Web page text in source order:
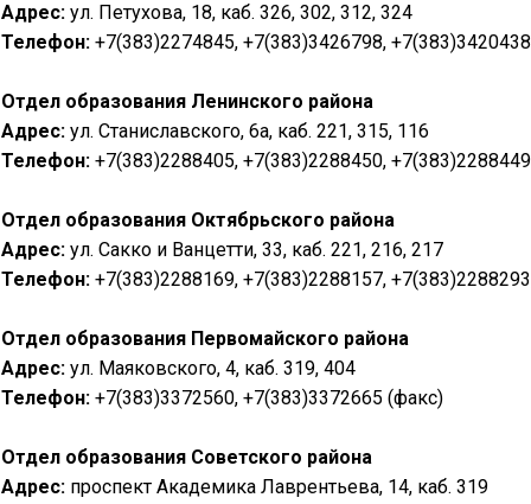
Адрес: ул. Петухова, 18, каб. 326, 302, 312, 324
Телефон: +7(383)2274845, +7(383)3426798, +7(383)3420438
Отдел образования Ленинского района
Адрес: ул. Станиславского, 6а, каб. 221, 315, 116
Телефон: +7(383)2288405, +7(383)2288450,
Отдел образования Октябрьского района
Адрес: ул. Сакко и Ванцетти, 33, каб. 221, 216, 217
Телефон: +7(383)2288169, +7(383)2288157,
Отдел образования Первомайского района
Адрес: ул. Маяковского, 4, каб. 319, 404
Телефон: +7(383)3372560, +7(383)3372665 (факс)
Отдел образования Советского района
Адрес: проспект Академика Лаврентьева, 14, каб. 319